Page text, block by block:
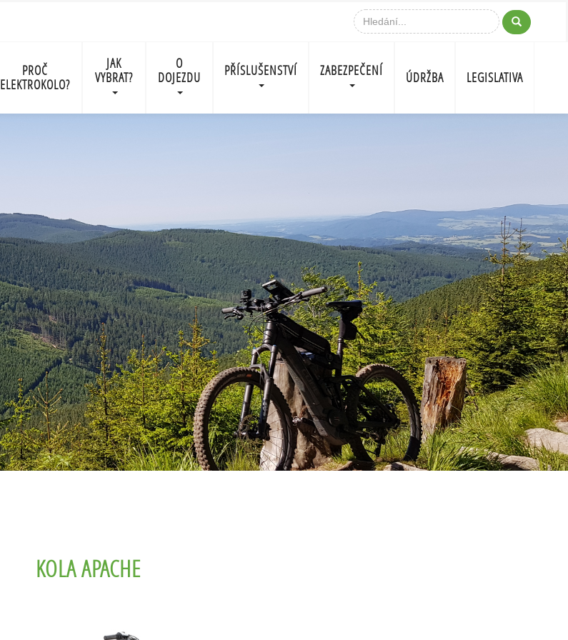
PROČ
ELEKTROKOLO?
JAK
VYBRAT?
O
DOJEZDU
PŘÍSLUŠENSTVÍ ZABEZPEČENÍ ÚDRŽBA LEGISLATIVA
KOLA APACHE